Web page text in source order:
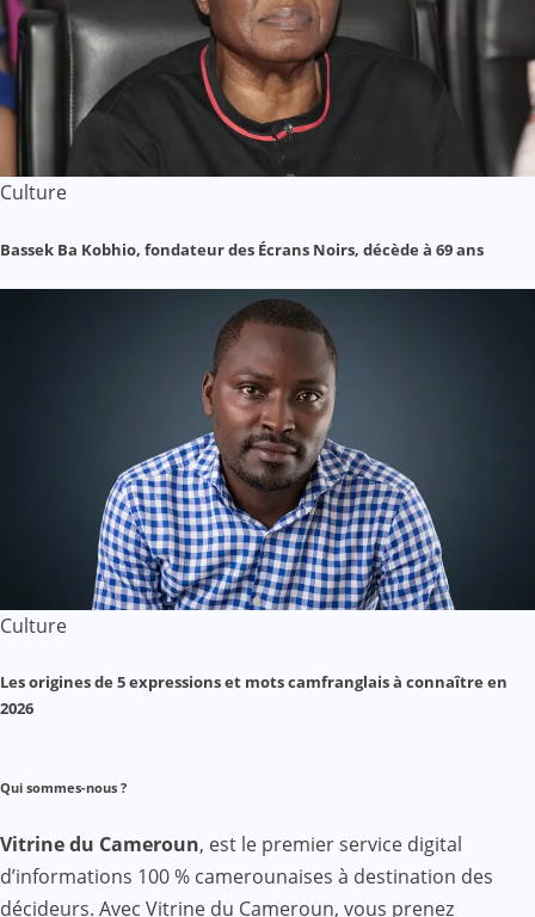
Culture
Bassek Ba Kobhio, fondateur des Écrans Noirs, décède à 69 ans
Culture
Les origines de 5 expressions et mots camfranglais à connaître en
2026
Qui sommes-nous ?
Vitrine du Cameroun, est le premier service digital
d’informations 100 % camerounaises à destination des
décideurs. Avec Vitrine du Cameroun, vous prenez